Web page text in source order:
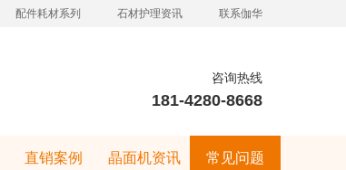
配件耗材系列 石材护理资讯 联系伽华
咨询热线
181-4280-8668
直销案例 晶面机资讯 常见问题